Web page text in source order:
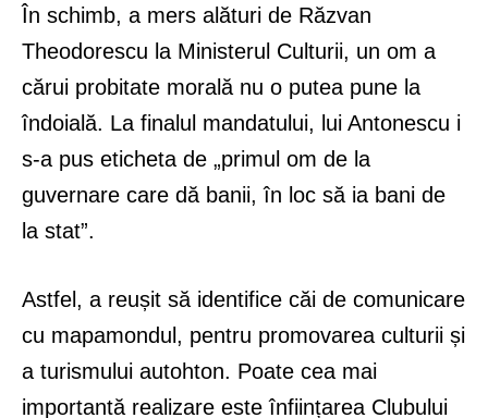
În schimb, a mers alături de Răzvan
Theodorescu la Ministerul Culturii, un om a
cărui probitate morală nu o putea pune la
îndoială. La finalul mandatului, lui Antonescu i
s-a pus eticheta de „primul om de la
guvernare care dă banii, în loc să ia bani de
la stat”.
Astfel, a reușit să identifice căi de comunicare
cu mapamondul, pentru promovarea culturii și
a turismului autohton. Poate cea mai
importantă realizare este înființarea Clubului